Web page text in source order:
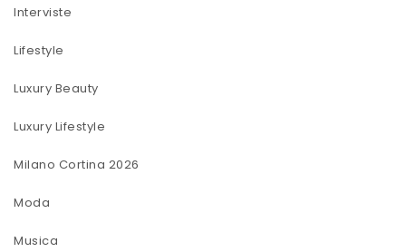
Interviste
Lifestyle
Luxury Beauty
Luxury Lifestyle
Milano Cortina 2026
Moda
Musica